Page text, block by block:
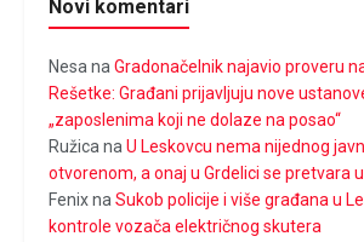
Novi komentari
NesanaGradonačelnik najavio proveru
Rešetke: Građani prijavljuju nove
„zaposlenima koji ne dolaze na posao“
RužicanaU Leskovcu nema nijednog
otvorenom, a onaj u Grdelici se pretvara
FenixnaSukob policije i više građana u
kontrole vozača električnog skutera